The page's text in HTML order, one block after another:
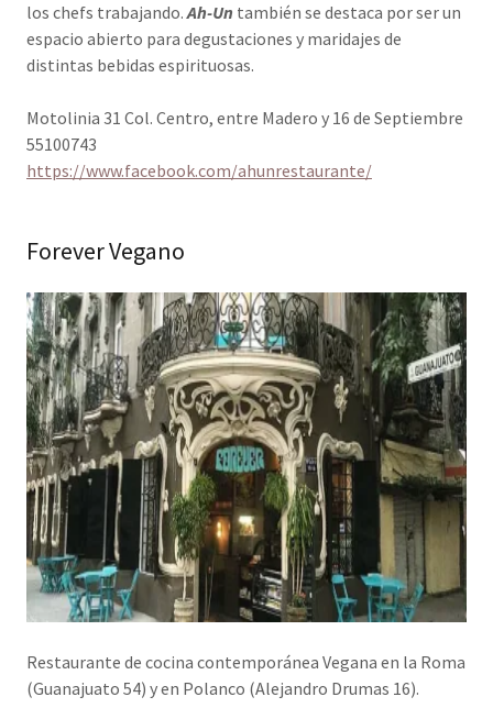
los chefs trabajando.Ah-Un también se destaca por ser un
espacio abierto para degustaciones y maridajes de
distintas bebidas espirituosas.
Motolinia 31 Col. Centro, entre Madero y 16 de Septiembre
55100743
https://www.facebook.com/ahunrestaurante/
Forever Vegano
Restaurante de cocina contemporánea Vegana en la Roma
(Guanajuato 54) y en Polanco (Alejandro Drumas 16).